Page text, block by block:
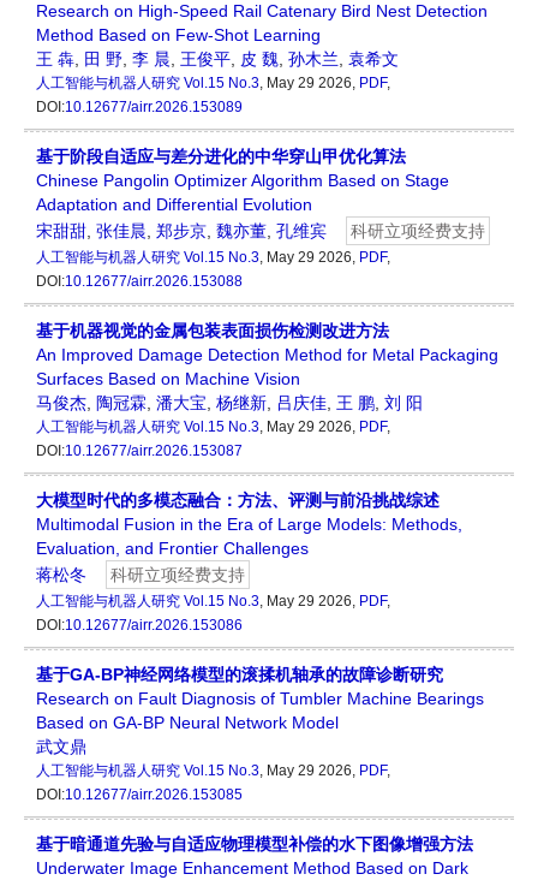
Research on High-Speed Rail Catenary Bird Nest Detection
Method Based on Few-Shot Learning
王 犇
田 野 李 晨 王俊平 皮 魏 孙木兰 袁希文
人工智能与机器人研究 Vol.15 No.3, May 29 2026, PDF,
DOI:10.12677/airr.2026.153089
基于阶段自适应与差分进化的中华穿山甲优化算法
Chinese Pangolin Optimizer Algorithm Based on Stage
Adaptation and Differential Evolution
宋甜甜 张佳晨 郑步京 魏亦董 孔维宾 科研立项经费支持
人工智能与机器人研究 Vol.15 No.3, May 29 2026, PDF,
DOI:10.12677/airr.2026.153088
基于机器视觉的金属包装表面损伤检测改进方法
An Improved Damage Detection Method for Metal Packaging
Surfaces Based on Machine Vision
马俊杰
陶冠霖 潘大宝 杨继新 吕庆佳 王 鹏 刘 阳
人工智能与机器人研究 Vol.15 No.3, May 29 2026, PDF,
DOI:10.12677/airr.2026.153087
大模型时代的多模态融合：方法、评测与前沿挑战综述
Multimodal Fusion in the Era of Large Models: Methods,
Evaluation, and Frontier Challenges
蒋松冬
科研立项经费支持
人工智能与机器人研究 Vol.15 No.3, May 29 2026, PDF,
DOI:10.12677/airr.2026.153086
基于GA-BP神经网络模型的滚揉机轴承的故障诊断研究
Research on Fault Diagnosis of Tumbler Machine Bearings
Based on GA-BP Neural Network Model
武文鼎
人工智能与机器人研究 Vol.15 No.3, May 29 2026, PDF,
DOI:10.12677/airr.2026.153085
基于暗通道先验与自适应物理模型补偿的水下图像增强方法
Underwater Image Enhancement Method Based on Dark